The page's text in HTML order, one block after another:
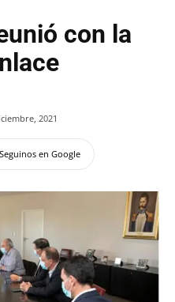
con la
2021
en Google